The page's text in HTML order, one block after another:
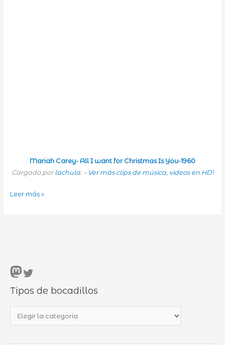
Mariah Carey- All I want for Christmas Is You-1960
Cargado por lachula. – Ver más clips de música, videos en HD!
Navidades
Leer más »
Mastodon Twitter
Tipos de bocadillos
i